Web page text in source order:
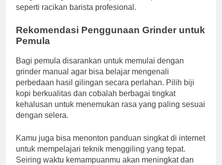
seperti racikan barista profesional.
Rekomendasi Penggunaan Grinder untuk
Pemula
Bagi pemula disarankan untuk memulai dengan
grinder manual agar bisa belajar mengenali
perbedaan hasil gilingan secara perlahan. Pilih biji
kopi berkualitas dan cobalah berbagai tingkat
kehalusan untuk menemukan rasa yang paling sesuai
dengan selera.
Kamu juga bisa menonton panduan singkat di internet
untuk mempelajari teknik menggiling yang tepat.
Seiring waktu kemampuanmu akan meningkat dan